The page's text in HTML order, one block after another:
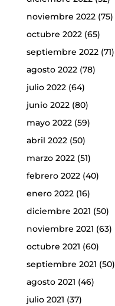
noviembre 2022(75)
octubre 2022(65)
septiembre 2022(71)
agosto 2022(78)
julio 2022(64)
junio 2022(80)
mayo 2022(59)
abril 2022(50)
marzo 2022(51)
febrero 2022(40)
enero 2022(16)
diciembre 2021 (50)
noviembre 2021 (63)
octubre 2021 (60)
septiembre 2021 (50)
agosto 2021 (46)
julio 2021 (37)